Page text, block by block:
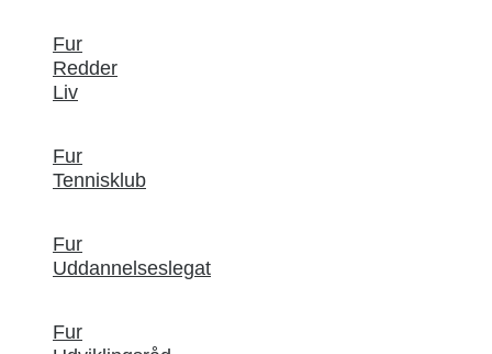
Fur
Redder
Liv
Fur
Tennisklub
Fur
Uddannelseslegat
Fur